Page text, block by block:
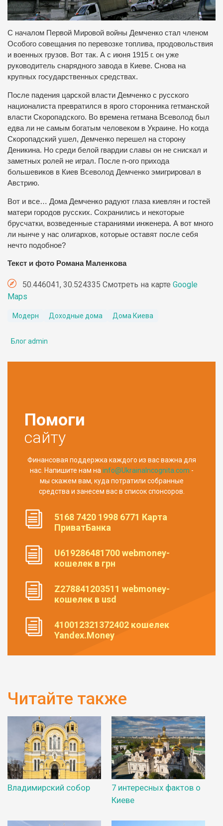
С началом Первой Мировой войны Демченко стал членом
Особого совещания по перевозке топлива, продовольствия
и военных грузов. Вот так. А с июня 1915 г. он уже
руководитель снарядного завода в Киеве. Снова на
крупных государственных средствах.
После падения царской власти Демченко с русского
националиста превратился в ярого сторонника гетманской
власти Скоропадского. Во времена гетмана Всеволод был
едва ли не самым богатым человеком в Украине. Но когда
Скоропадский ушел, Демченко перешел на сторону
Деникина. Но среди белой гвардии славы он не снискал и
заметных ролей не играл. После n-ого прихода
большевиков в Киев Всеволод Демченко эмигрировал в
Австрию.
Вот и все… Дома Демченко радуют глаза киевлян и гостей
матери городов русских. Сохранились и некоторые
брусчатки, возведенные стараниями инженера. А вот много
ли нынче у нас олигархов, которые оставят после себя
нечто подобное?
Текст и фото Романа Маленкова
50.446041, 30.524335 Смотреть на карте Google
Maps
Модерн Доходные дома Дома Киева
Блог admin
Помоги
сайту
Финансовая поддержка каждого из вас важна для
нас. Напишите нам наinfo@UkrainaIncognita.com -
мы скажем вам, куда потратили собранные
средства и занесем вас в список спонсоров.
5168 7420 1998 6771 Карта
ПриватБанка
U619286481700 webmoney-
кошелек в грн
Z278841203511 webmoney-
кошелек в usd
410012321372402 кошелек
Yandex.Money
Читайте также
Владимирский собор
7 интересных фактов о
Киеве